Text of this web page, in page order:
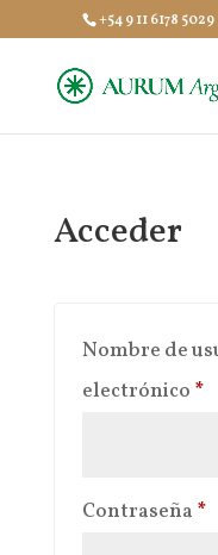
+54 9 11 6178 5029
Acceder
Nombre de
electrónico *
Contraseña *